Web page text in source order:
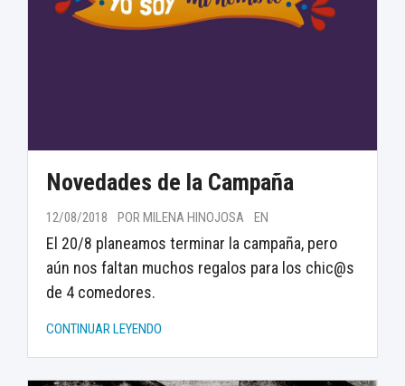
Novedades de la Campaña
12/08/2018 POR MILENA HINOJOSA EN
El 20/8 planeamos terminar la campaña, pero
aún nos faltan muchos regalos para los chic@s
de 4 comedores.
CONTINUAR LEYENDO